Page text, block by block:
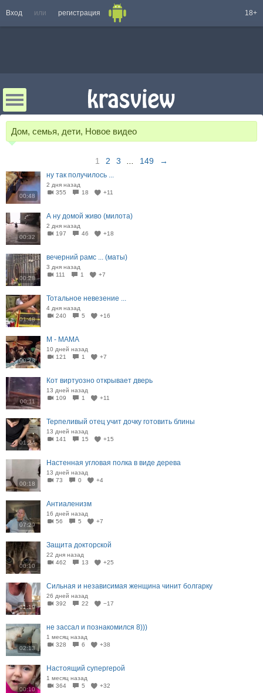
Вход или регистрация 18+
Дом, семья, дети, Новое видео
1 2 3 149 →
00:48
ну так получилось ...
2 дня назад
355
18 +11
00:32
А ну домой живо (милота)
2 дня назад
197
46 +18
00:28
вечерний рамс ... (маты)
3 дня назад
111
1 +7
01:48
Тотальное невезение ...
4 дня назад
240
5 +16
00:28
М - МАМА
10 дней назад
121
1 +7
00:11
Кот виртуозно открывает дверь
13 дней назад
109
1 +11
01:24
Терпеливый отец учит дочку готовить блины
13 дней назад
141
15 +15
00:18
Настенная угловая полка в виде дерева
13 дней назад
73
0 +4
07:29
Антиаленизм
16 дней назад
56
5 +7
00:10
Защита докторской
22 дня назад
462
13 +25
01:19
Сильная и независимая женщина чинит болгарку
26 дней назад
392
22 −17
02:13
не зассал и познакомился 8)))
1 месяц назад
328
6 +38
00:10
Настоящий супергерой
1 месяц назад
364
5 +32